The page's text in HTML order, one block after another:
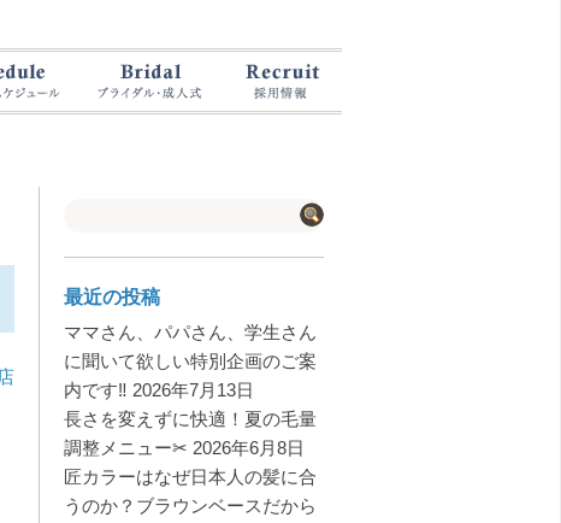
最近の投稿
ママさん、パパさん、学生さん
に聞いて欲しい特別企画のご案
内です‼️ 2026年7月13日
長さを変えずに快適！夏の毛量
調整メニュー✂︎ 2026年6月8日
匠カラーはなぜ日本人の髪に合
うのか？ブラウンベースだから